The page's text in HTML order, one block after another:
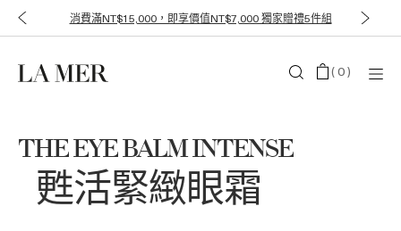
消費滿NT$15,000，即享價值NT$7,000 獨家贈禮5件組
(0)
THE EYE BALM INTENSE
甦活緊緻眼霜